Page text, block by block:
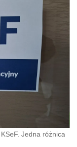
Jedna różnica